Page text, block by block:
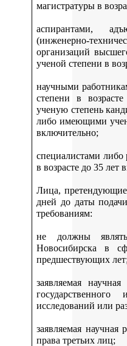
магистратуры в
аспирантами,
(инженерно-
организаций
ученой степени в
научными
степени в
ученую степень
либо имеющими
включительно;
специалистами
в возрасте до 35 лет
Лица,
дней до даты
требованиям:
не должны
Новосибирска в
предшествующих
заявляемая
исследований или
заявляемая
права третьих лиц;